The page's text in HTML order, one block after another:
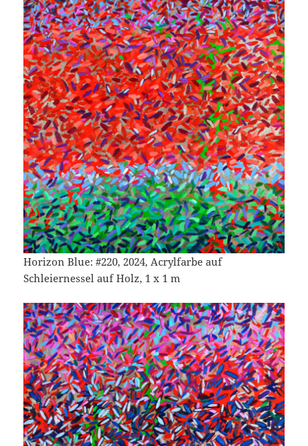
Horizon Blue: #220, 2024, Acrylfarbe auf
Schleiernessel auf Holz, 1 x 1 m